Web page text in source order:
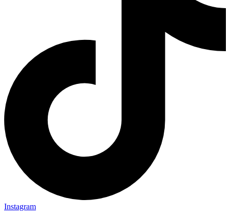
Instagram